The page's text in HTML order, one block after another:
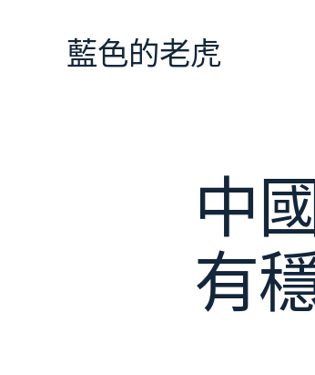
藍色的老虎
中
有